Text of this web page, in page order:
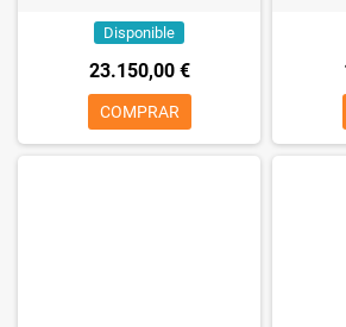
Evaluación e implementación de la
Aplicación de fertilizantes o
Disponible
23.150,00 €
COMPRAR